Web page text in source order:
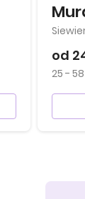
od
25 -